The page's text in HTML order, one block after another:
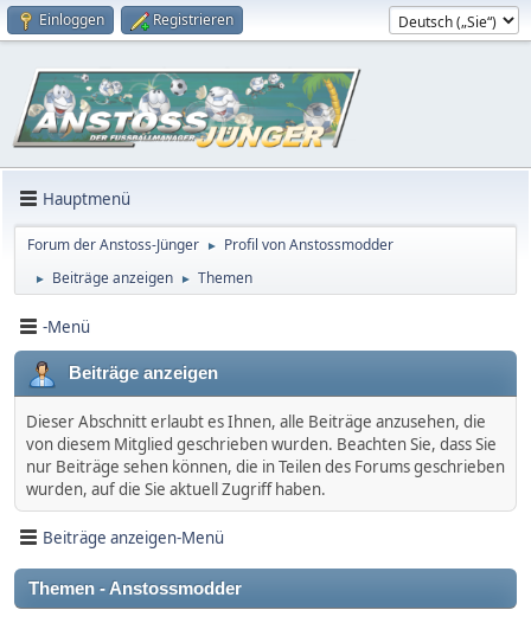
Einloggen Registrieren
Hauptmenü
Forum der Anstoss-Jünger ► Profil von Anstossmodder
► Beiträge anzeigen ► Themen
-Menü
Beiträge anzeigen
Dieser Abschnitt erlaubt es Ihnen, alle Beiträge anzusehen, die
von diesem Mitglied geschrieben wurden. Beachten Sie, dass Sie
nur Beiträge sehen können, die in Teilen des Forums geschrieben
wurden, auf die Sie aktuell Zugriff haben.
Beiträge anzeigen-Menü
Themen - Anstossmodder